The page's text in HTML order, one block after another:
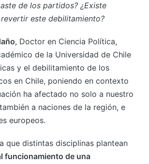
de los partidos? ¿Existe
este debilitamiento?
, Doctor en Ciencia Política,
de la Universidad de Chile
y el debilitamiento de los
en Chile, poniendo en contexto
ha afectado no solo a nuestro
a naciones de la región, e
europeos.
que distintas disciplinas plantean
funcionamiento de una